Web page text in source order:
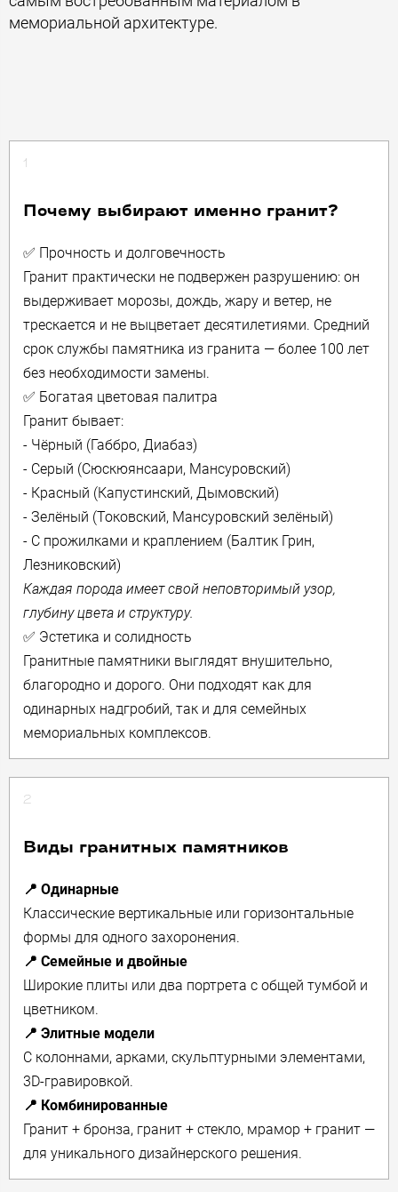
мемориальной архитектуре.
1
Почему выбирают именно гранит?
✅ Прочность и долговечность
Гранит практически не подвержен разрушению: он
выдерживает морозы, дождь, жару и ветер, не
трескается и не выцветает десятилетиями. Средний
срок службы памятника из гранита — более 100 лет
без необходимости замены.
✅ Богатая цветовая палитра
Гранит бывает:
- Чёрный (Габбро, Диабаз)
- Серый (Сюскюянсаари, Мансуровский)
- Красный (Капустинский, Дымовский)
- Зелёный (Токовский, Мансуровский зелёный)
- С прожилками и краплением (Балтик Грин,
Лезниковский)
Каждая порода имеет свой неповторимый узор,
глубину цвета и структуру.
✅ Эстетика и солидность
Гранитные памятники выглядят внушительно,
благородно и дорого. Они подходят как для
одинарных надгробий, так и для семейных
мемориальных комплексов.
2
Виды гранитных памятников
📍 Одинарные
Классические вертикальные или горизонтальные
формы для одного захоронения.
📍 Семейные и двойные
Широкие плиты или два портрета с общей тумбой и
цветником.
📍 Элитные модели
С колоннами, арками, скульптурными элементами,
3D-гравировкой.
📍 Комбинированные
Гранит + бронза, гранит + стекло, мрамор + гранит —
для уникального дизайнерского решения.